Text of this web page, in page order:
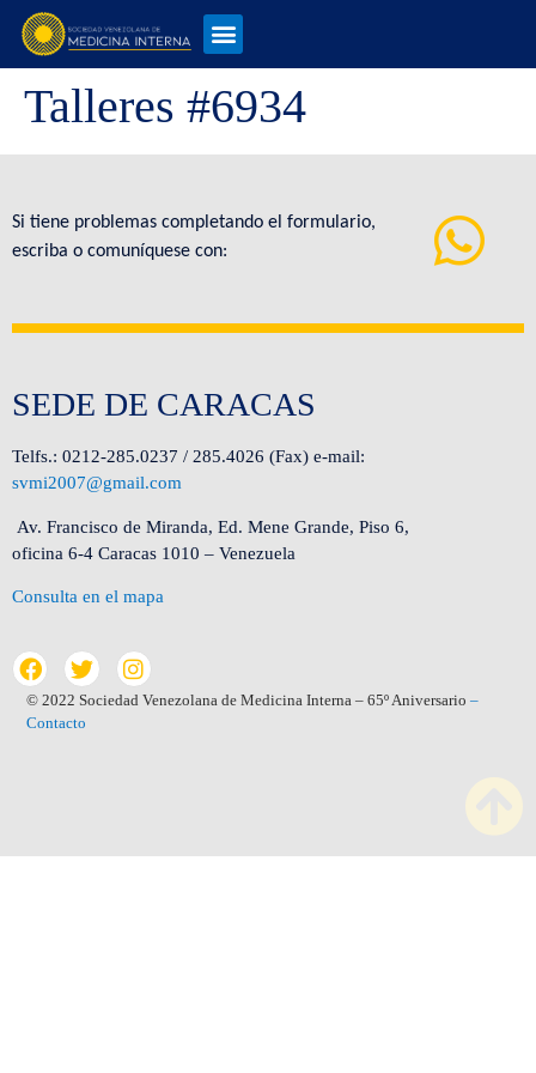
Talleres #6934
Si tiene problemas completando el formulario,
escriba o comuníquese con:
SEDE DE CARACAS
Telfs.: 0212-285.0237 / 285.4026 (Fax) e-mail:
svmi2007@gmail.com
Av. Francisco de Miranda, Ed. Mene Grande, Piso 6,
oficina 6-4 Caracas 1010 – Venezuela
Consulta en el mapa
© 2022 Sociedad Venezolana de Medicina Interna – 65º Aniversario –
Contacto